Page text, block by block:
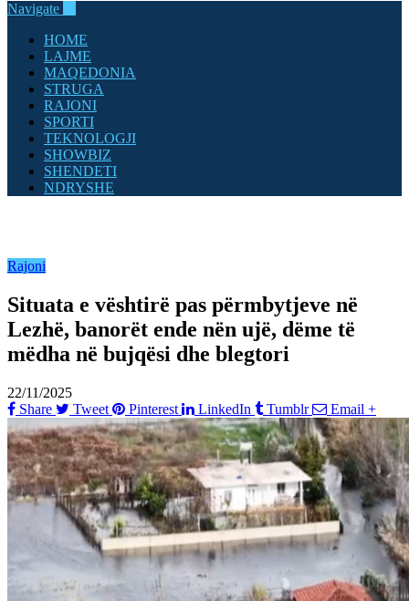
Navigate
HOME
LAJME
MAQEDONIA
STRUGA
RAJONI
SPORTI
TEKNOLOGJI
SHOWBIZ
SHENDETI
NDRYSHE
Rajoni
Situata e vështirë pas përmbytjeve në
Lezhë, banorët ende nën ujë, dëme të
mëdha në bujqësi dhe blegtori
22/11/2025
Share
Tweet Pinterest LinkedIn Tumblr Email +